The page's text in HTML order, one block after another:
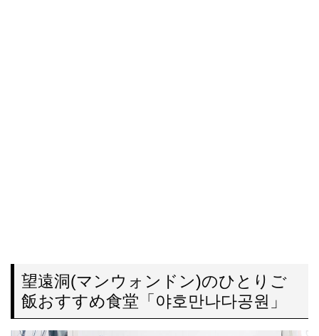
望遠洞(マンウォンドン)のひとりご
飯おすすめ食堂「야호만나다공원」